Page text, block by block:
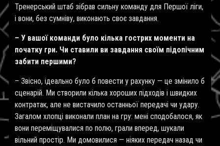
Тренерський штаб зібрав сильну команду для Першої ліги,
і вони, без сумніву, виконають своє завдання.
– У вашої команди було кілька гострих моменти на
початку гри. Чи ставили ви завдання своїм підопічним
забити першими?
– Звісно, ідеально було б повести у рахунку — це змінило б
сценарій. Ми створили кілька хороших підходів і швидких
контратак, але не вистачило останньої передачі чи удару.
Загалом хлопці виконали план на гру: мені сподобалося, як
вони переміщувалися по полю, грали вперед, шукали
вільний простір. Ми домовилися — ніяких передач назад чи